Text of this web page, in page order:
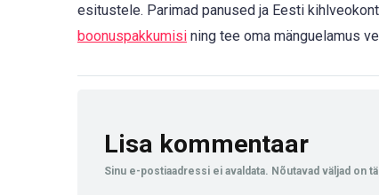
esitustele. Parimad panused ja Eesti
boonuspakkumisi ning tee oma mänguelamus
Lisa kommentaar
Sinu e-postiaadressi ei avaldata. Nõutavad väljad on